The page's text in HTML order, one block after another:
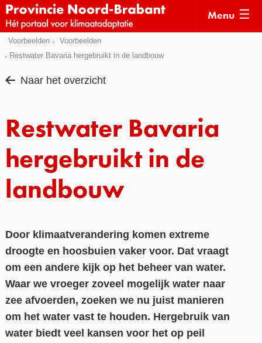
Sla
links
het
menu
naar
pagina
Menu
Voorbeelden
Voorbeelden
Restwater Bavaria hergebruikt in de landbouw
Naar het overzicht
Restwater Bavaria
hergebruikt in de
landbouw
Door klimaatverandering komen extreme
droogte en hoosbuien vaker voor. Dat vraagt
om een andere kijk op het beheer van water.
Waar we vroeger zoveel mogelijk water naar
zee afvoerden, zoeken we nu juist manieren
om het water vast te houden. Hergebruik van
water biedt veel kansen voor het op peil
Kennisdossiers
Voorbeelden
Subsidies
Contact
Over ons
LIFE-IP Klimaatadaptatie